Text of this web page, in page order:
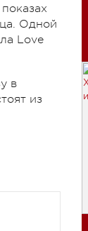
Одной
Love
в
из